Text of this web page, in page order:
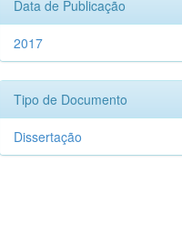
Data de Publicação
2017
Tipo de Documento
Dissertação